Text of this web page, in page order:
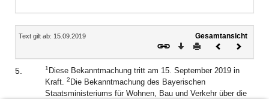
Inhalt
Text gilt ab: 15.09.2019
Gesamtansicht
Download
DruckenVorheriges
5. 1 Diese Bekanntmachung tritt am 15. September 2019 in
Kraft. 2 Die Bekanntmachung des Bayerischen
Staatsministeriums für Wohnen, Bau und Verkehr über die